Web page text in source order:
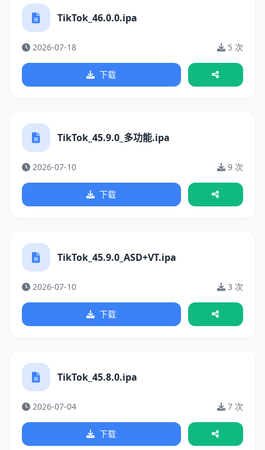
TikTok_46.0.0.ipa
2026-07-18 5 次
下载
TikTok_45.9.0_多功能.ipa
2026-07-10 9 次
下载
TikTok_45.9.0_ASD+VT.ipa
2026-07-10 3 次
下载
TikTok_45.8.0.ipa
2026-07-04 7 次
下载